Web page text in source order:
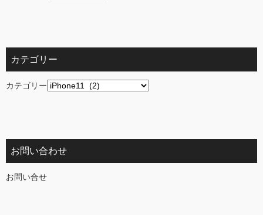
カテゴリー
カテゴリー
お問い合わせ
お問い合せ